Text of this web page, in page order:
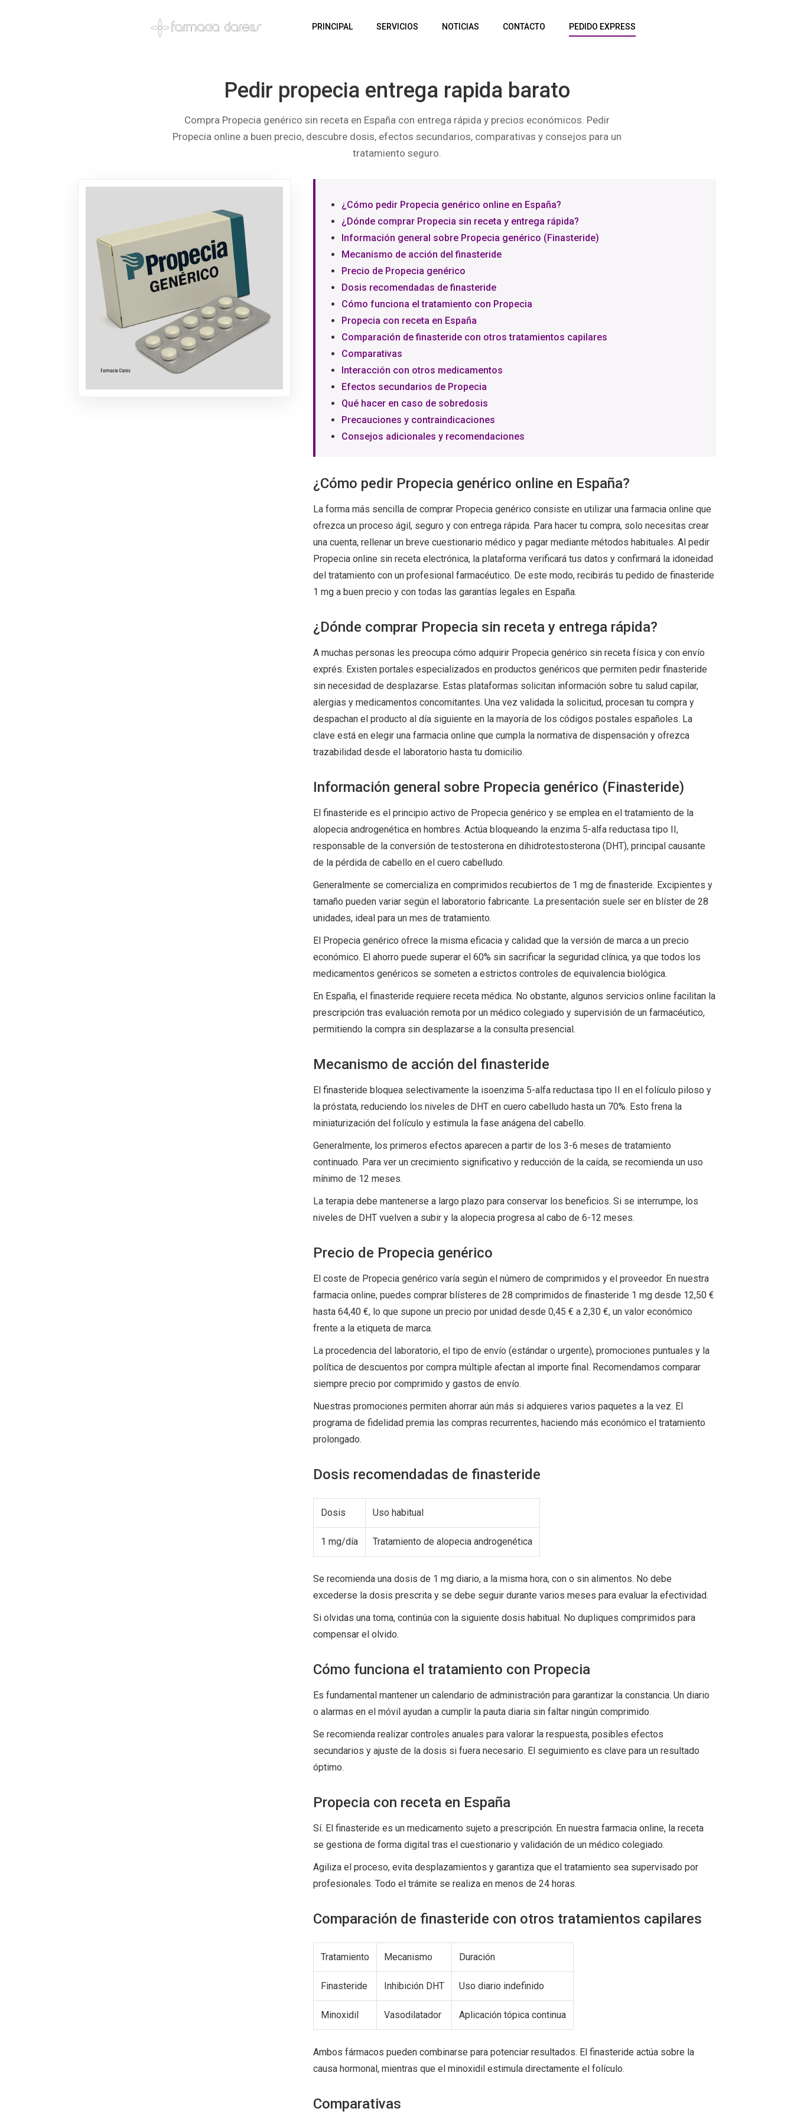
PRINCIPAL SERVICIOS NOTICIAS CONTACTO PEDIDO EXPRESS
Pedir propecia entrega rapida barato
Compra Propecia genérico sin receta en España con entrega rápida y precios económicos. Pedir
Propecia online a buen precio, descubre dosis, efectos secundarios, comparativas y consejos para un
tratamiento seguro.
¿Cómo pedir Propecia genérico online en España?
¿Dónde comprar Propecia sin receta y entrega rápida?
Información general sobre Propecia genérico (Finasteride)
Mecanismo de acción del finasteride
Precio de Propecia genérico
Dosis recomendadas de finasteride
Cómo funciona el tratamiento con Propecia
Propecia con receta en España
Comparación de finasteride con otros tratamientos capilares
Comparativas
Interacción con otros medicamentos
Efectos secundarios de Propecia
Qué hacer en caso de sobredosis
Precauciones y contraindicaciones
Consejos adicionales y recomendaciones
¿Cómo pedir Propecia genérico online en España?
La forma más sencilla de comprar Propecia genérico consiste en utilizar una farmacia online que
ofrezca un proceso ágil, seguro y con entrega rápida. Para hacer tu compra, solo necesitas crear
una cuenta, rellenar un breve cuestionario médico y pagar mediante métodos habituales. Al pedir
Propecia online sin receta electrónica, la plataforma verificará tus datos y confirmará la idoneidad
del tratamiento con un profesional farmacéutico. De este modo, recibirás tu pedido de finasteride
1 mg a buen precio y con todas las garantías legales en España.
¿Dónde comprar Propecia sin receta y entrega rápida?
A muchas personas les preocupa cómo adquirir Propecia genérico sin receta física y con envío
exprés. Existen portales especializados en productos genéricos que permiten pedir finasteride
sin necesidad de desplazarse. Estas plataformas solicitan información sobre tu salud capilar,
alergias y medicamentos concomitantes. Una vez validada la solicitud, procesan tu compra y
despachan el producto al día siguiente en la mayoría de los códigos postales españoles. La
clave está en elegir una farmacia online que cumpla la normativa de dispensación y ofrezca
trazabilidad desde el laboratorio hasta tu domicilio.
Información general sobre Propecia genérico (Finasteride)
El finasteride es el principio activo de Propecia genérico y se emplea en el tratamiento de la
alopecia androgenética en hombres. Actúa bloqueando la enzima 5-alfa reductasa tipo II,
responsable de la conversión de testosterona en dihidrotestosterona (DHT), principal causante
de la pérdida de cabello en el cuero cabelludo.
Generalmente se comercializa en comprimidos recubiertos de 1 mg de finasteride. Excipientes y
tamaño pueden variar según el laboratorio fabricante. La presentación suele ser en blíster de 28
unidades, ideal para un mes de tratamiento.
El Propecia genérico ofrece la misma eficacia y calidad que la versión de marca a un precio
económico. El ahorro puede superar el 60% sin sacrificar la seguridad clínica, ya que todos los
medicamentos genéricos se someten a estrictos controles de equivalencia biológica.
En España, el finasteride requiere receta médica. No obstante, algunos servicios online facilitan la
prescripción tras evaluación remota por un médico colegiado y supervisión de un farmacéutico,
permitiendo la compra sin desplazarse a la consulta presencial.
Mecanismo de acción del finasteride
El finasteride bloquea selectivamente la isoenzima 5-alfa reductasa tipo II en el folículo piloso y
la próstata, reduciendo los niveles de DHT en cuero cabelludo hasta un 70%. Esto frena la
miniaturización del folículo y estimula la fase anágena del cabello.
Generalmente, los primeros efectos aparecen a partir de los 3-6 meses de tratamiento
continuado. Para ver un crecimiento significativo y reducción de la caída, se recomienda un uso
mínimo de 12 meses.
La terapia debe mantenerse a largo plazo para conservar los beneficios. Si se interrumpe, los
niveles de DHT vuelven a subir y la alopecia progresa al cabo de 6-12 meses.
Precio de Propecia genérico
El coste de Propecia genérico varía según el número de comprimidos y el proveedor. En nuestra
farmacia online, puedes comprar blísteres de 28 comprimidos de finasteride 1 mg desde 12,50 €
hasta 64,40 €, lo que supone un precio por unidad desde 0,45 € a 2,30 €, un valor económico
frente a la etiqueta de marca.
La procedencia del laboratorio, el tipo de envío (estándar o urgente), promociones puntuales y la
política de descuentos por compra múltiple afectan al importe final. Recomendamos comparar
siempre precio por comprimido y gastos de envío.
Nuestras promociones permiten ahorrar aún más si adquieres varios paquetes a la vez. El
programa de fidelidad premia las compras recurrentes, haciendo más económico el tratamiento
prolongado.
Dosis recomendadas de finasteride
Dosis Uso habitual
1 mg/día Tratamiento de alopecia androgenética
Se recomienda una dosis de 1 mg diario, a la misma hora, con o sin alimentos. No debe
excederse la dosis prescrita y se debe seguir durante varios meses para evaluar la efectividad.
Si olvidas una toma, continúa con la siguiente dosis habitual. No dupliques comprimidos para
compensar el olvido.
Cómo funciona el tratamiento con Propecia
Es fundamental mantener un calendario de administración para garantizar la constancia. Un diario
o alarmas en el móvil ayudan a cumplir la pauta diaria sin faltar ningún comprimido.
Se recomienda realizar controles anuales para valorar la respuesta, posibles efectos
secundarios y ajuste de la dosis si fuera necesario. El seguimiento es clave para un resultado
óptimo.
Propecia con receta en España
Sí. El finasteride es un medicamento sujeto a prescripción. En nuestra farmacia online, la receta
se gestiona de forma digital tras el cuestionario y validación de un médico colegiado.
Agiliza el proceso, evita desplazamientos y garantiza que el tratamiento sea supervisado por
profesionales. Todo el trámite se realiza en menos de 24 horas.
Comparación de finasteride con otros tratamientos capilares
Tratamiento Mecanismo Duración
Finasteride Inhibición DHT Uso diario indefinido
Minoxidil Vasodilatador Aplicación tópica continua
Ambos fármacos pueden combinarse para potenciar resultados. El finasteride actúa sobre la
causa hormonal, mientras que el minoxidil estimula directamente el folículo.
Comparativas